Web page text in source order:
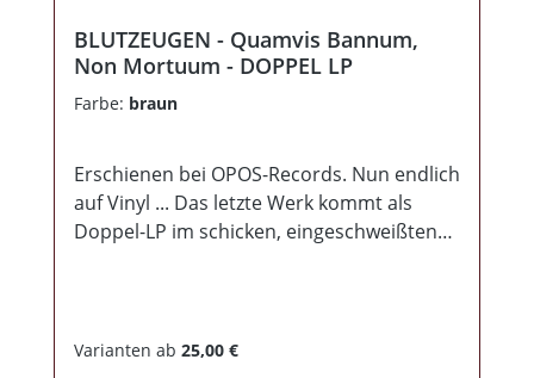
BLUTZEUGEN - Quamvis Bannum,
Non Mortuum - DOPPEL LP
Farbe: braun
Erschienen bei OPOS-Records. Nun endlich
auf Vinyl ... Das letzte Werk kommt als
Doppel-LP im schicken, eingeschweißten
601-1111 schwarz) limitiert.
Varianten ab 25,00 €